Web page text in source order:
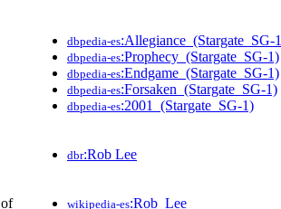
dbpedia-es:Allegiance_(Stargate_SG-
dbpedia-es:Prophecy_(Stargate_SG-1)
dbpedia-es:Endgame_(Stargate_SG-1)
dbpedia-es:Forsaken_(Stargate_SG-1)
dbpedia-es:2001_(Stargate_SG-1)
dbr:Rob Lee
of wikipedia-es:Rob_Lee